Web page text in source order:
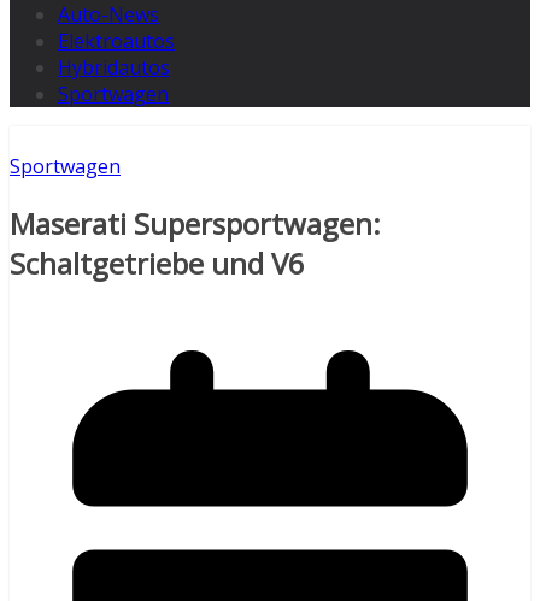
Auto-News
Elektroautos
Hybridautos
Sportwagen
Sportwagen
Maserati Supersportwagen:
Schaltgetriebe und V6